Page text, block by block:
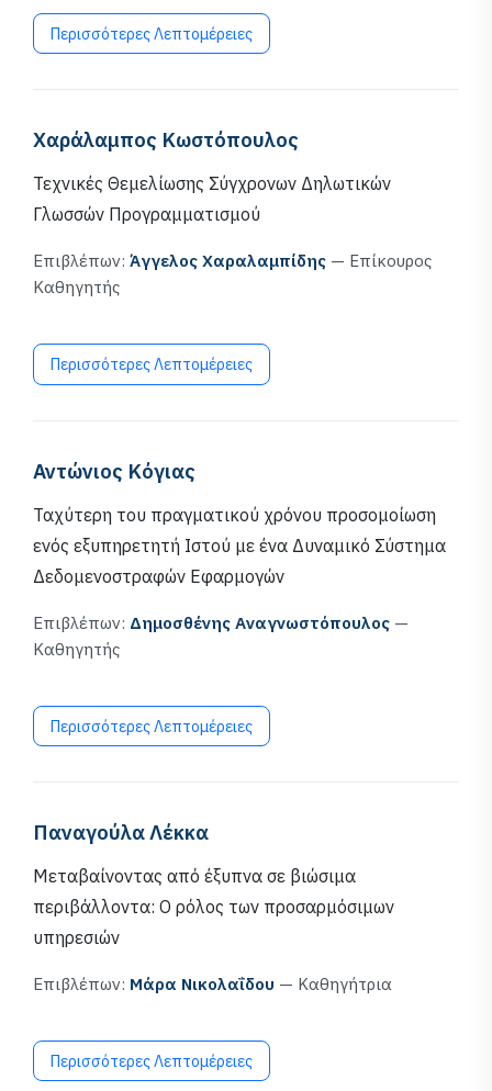
Περισσότερες Λεπτομέρειες
Χαράλαμπος Κωστόπουλος
Τεχνικές Θεμελίωσης Σύγχρονων Δηλωτικών
Γλωσσών Προγραμματισμού
Επιβλέπων: Άγγελος Χαραλαμπίδης — Επίκουρος
Καθηγητής
Περισσότερες Λεπτομέρειες
Αντώνιος Κόγιας
Ταχύτερη του πραγματικού χρόνου προσομοίωση
ενός εξυπηρετητή Ιστού με ένα Δυναμικό Σύστημα
Δεδομενοστραφών Εφαρμογών
Επιβλέπων: Δημοσθένης Αναγνωστόπουλος —
Καθηγητής
Περισσότερες Λεπτομέρειες
Παναγούλα Λέκκα
Μεταβαίνοντας από έξυπνα σε βιώσιμα
περιβάλλοντα: Ο ρόλος των προσαρμόσιμων
υπηρεσιών
Επιβλέπων: Μάρα Νικολαΐδου — Καθηγήτρια
Περισσότερες Λεπτομέρειες